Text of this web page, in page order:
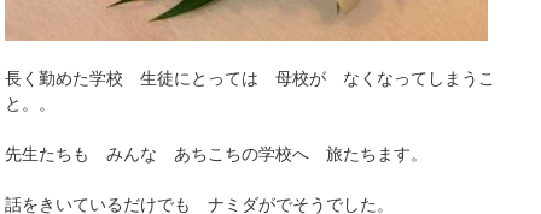
長く勤めた学校 生徒にとっては 母校が なくなってしまうこ
と。。
先生たちも みんな あちこちの学校へ 旅たちます。
話をきいているだけでも ナミダがでそうでした。